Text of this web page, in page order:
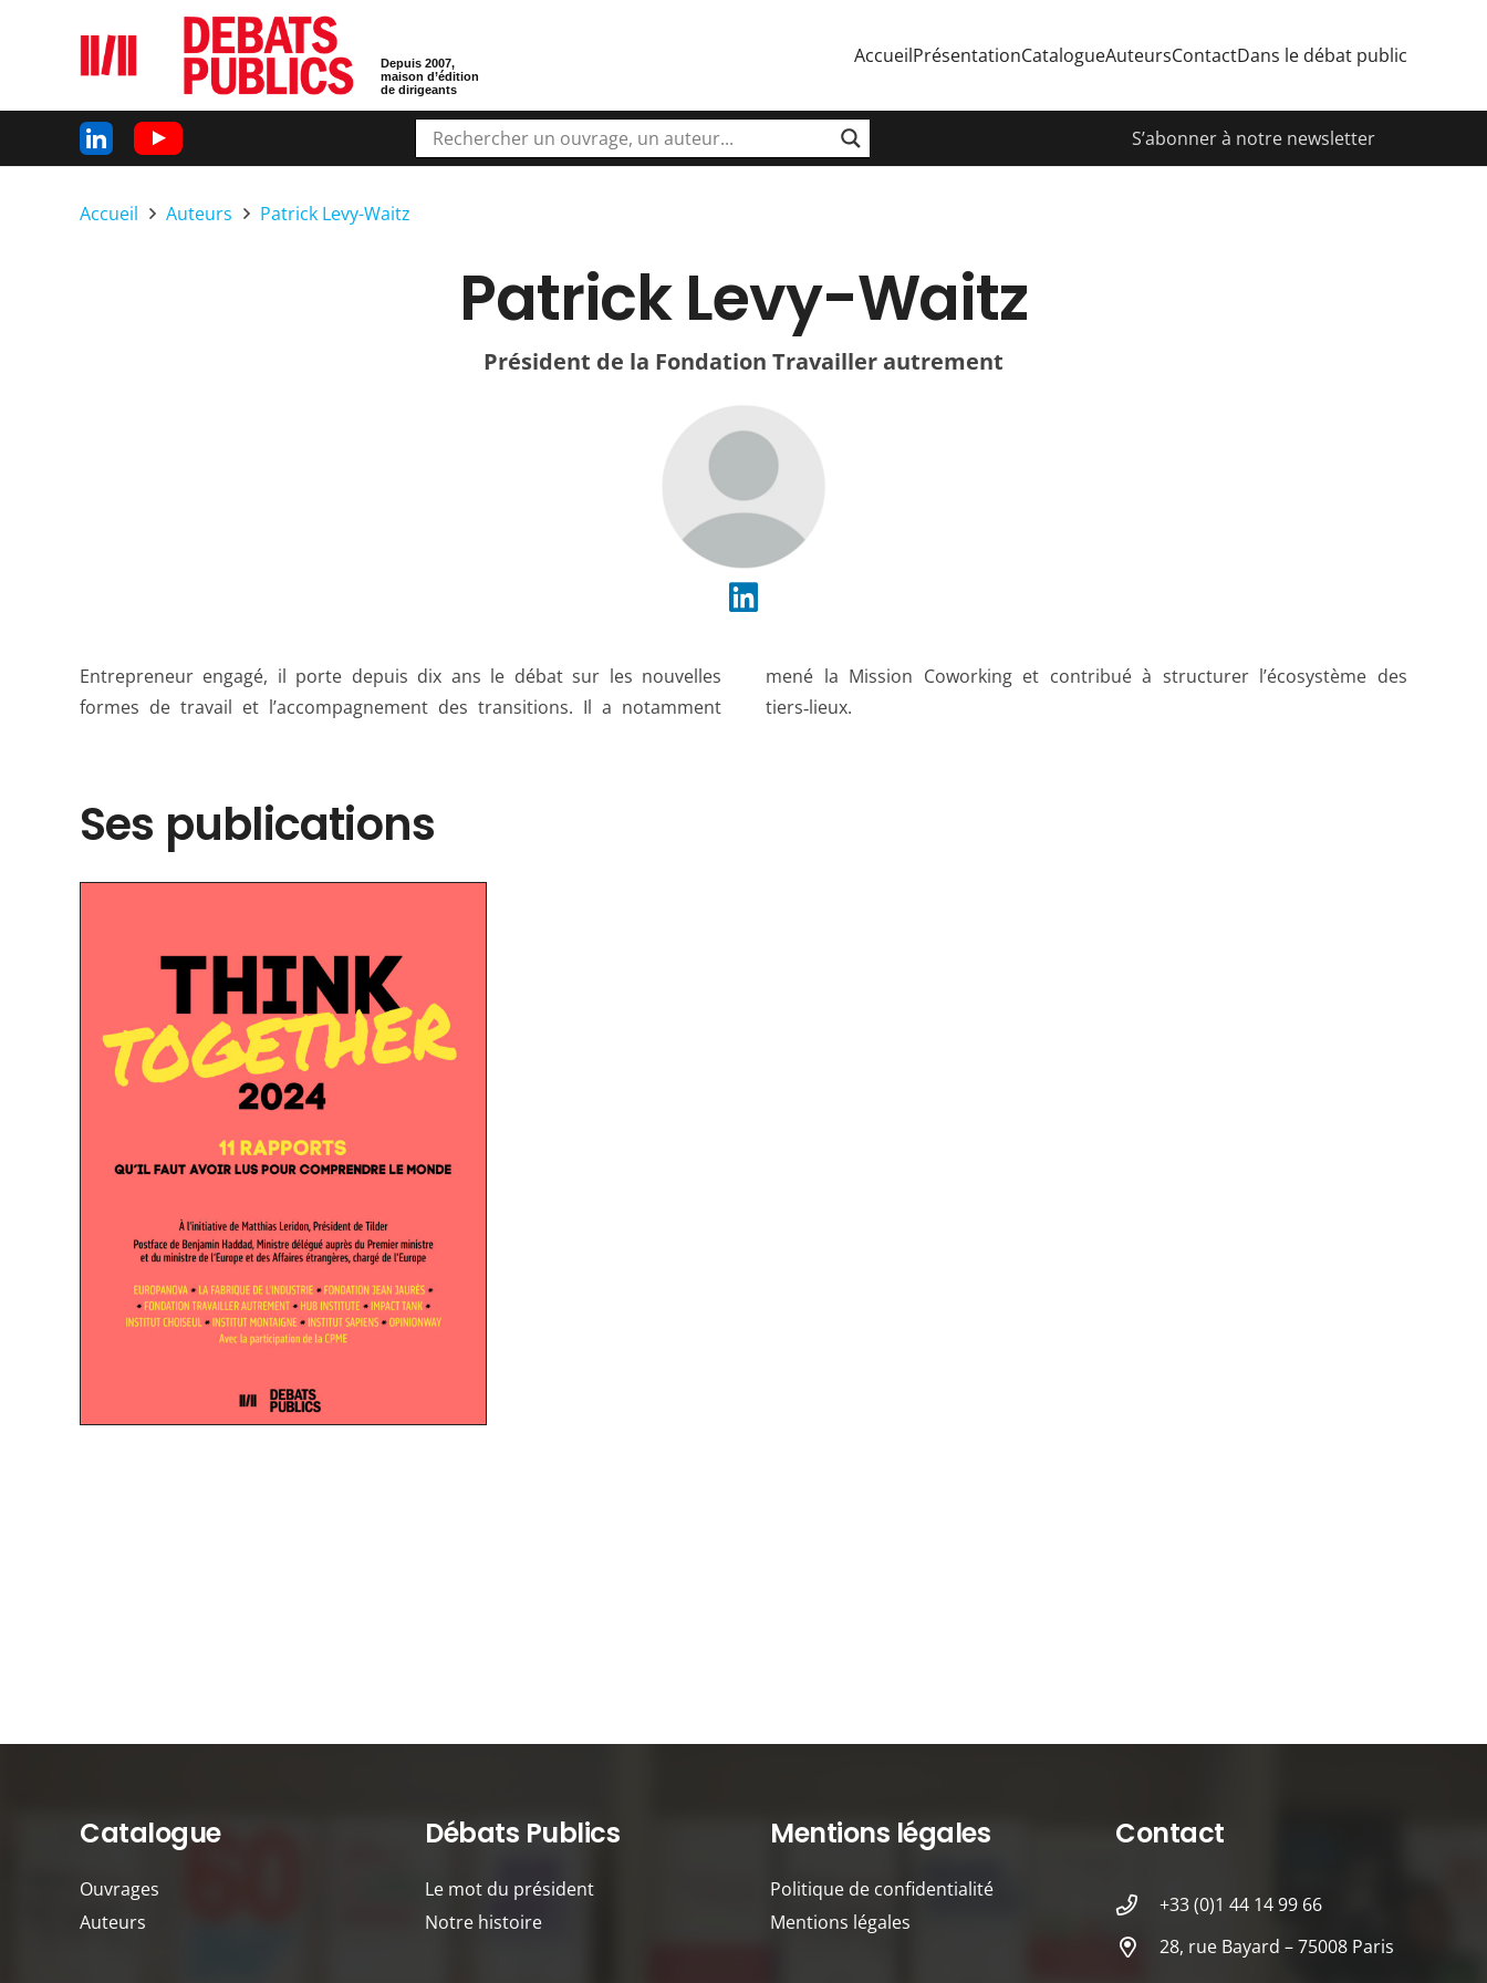
Depuis 2007,
maison d’édition
de dirigeants
AccueilPrésentationCatalogueAuteursContactDans le débat public
S’abonner à notre newsletter
Accueil Auteurs Patrick Levy-Waitz
Patrick Levy-Waitz
Président de la Fondation Travailler autrement
Entrepreneur engagé, il porte depuis dix ans le débat sur les nouvelles
formes de travail et l’accompagnement des transitions. Il a notamment
mené la Mission Coworking et contribué à structurer l’écosystème des
tiers‑lieux.
Ses publications
Catalogue
Ouvrages
Auteurs
Débats Publics
Le mot du président
Notre histoire
Mentions légales
Politique de confidentialité
Mentions légales
Contact
+33 (0)1 44 14 99 66
28, rue Bayard – 75008 Paris